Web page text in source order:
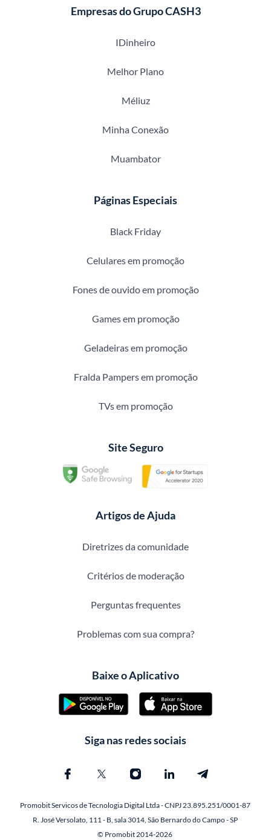
Empresas do Grupo CASH3
IDinheiro
Melhor Plano
Méliuz
Minha Conexão
Muambator
Páginas Especiais
Black Friday
Celulares em promoção
Fones de ouvido em promoção
Games em promoção
Geladeiras em promoção
Fralda Pampers em promoção
TVs em promoção
Site Seguro
Artigos de Ajuda
Diretrizes da comunidade
Critérios de moderação
Perguntas frequentes
Problemas com sua compra?
Baixe o Aplicativo
Siga nas redes sociais
Promobit Servicos de Tecnologia Digital Ltda - CNPJ 23.895.251/0001-87
R. José Versolato, 111 - B, sala 3014, São Bernardo do Campo - SP
© Promobit 2014-2026